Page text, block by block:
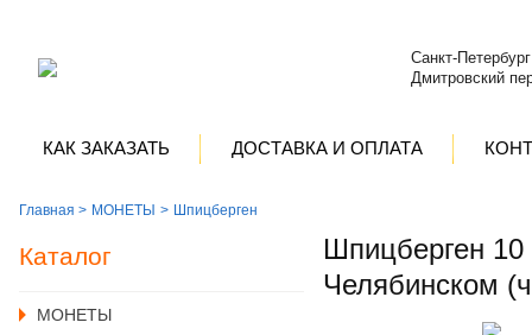
Санкт-Петербург
Дмитровский
КАК ЗАКАЗАТЬ ДОСТАВКА И ОПЛАТА
Главная > MОНЕТЫ Шпицберген
Каталог
MОНЕТЫ
Шпицберген
Челябинском